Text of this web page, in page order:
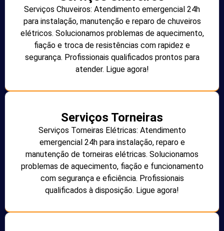
Serviços Chuveiros: Atendimento emergencial 24h
para instalação, manutenção e reparo de chuveiros
elétricos. Solucionamos problemas de aquecimento,
fiação e troca de resistências com rapidez e
segurança. Profissionais qualificados prontos para
atender. Ligue agora!
Serviços Torneiras
Serviços Torneiras Elétricas: Atendimento
emergencial 24h para instalação, reparo e
manutenção de torneiras elétricas. Solucionamos
problemas de aquecimento, fiação e funcionamento
com segurança e eficiência. Profissionais
qualificados à disposição. Ligue agora!